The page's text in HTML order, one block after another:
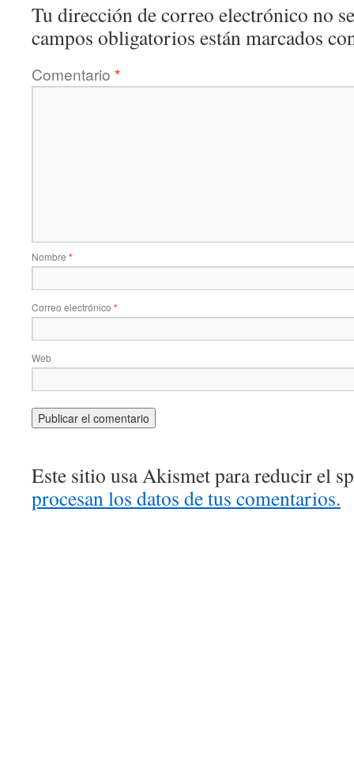
Tu dirección de correo electrónico no
campos obligatorios están marcados
Comentario *
Nombre *
Correo electrónico *
Web
Este sitio usa Akismet para reducir el
procesan los datos de tus comentarios.